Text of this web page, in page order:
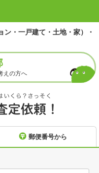
・一戸建て・土地・家）・
えの方へ
郵便番号から